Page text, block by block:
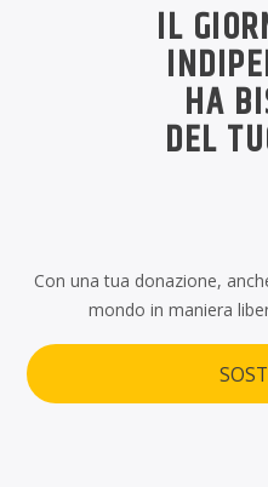
IL
HA
DEL
Con una tua donazione,
mondo in maniera